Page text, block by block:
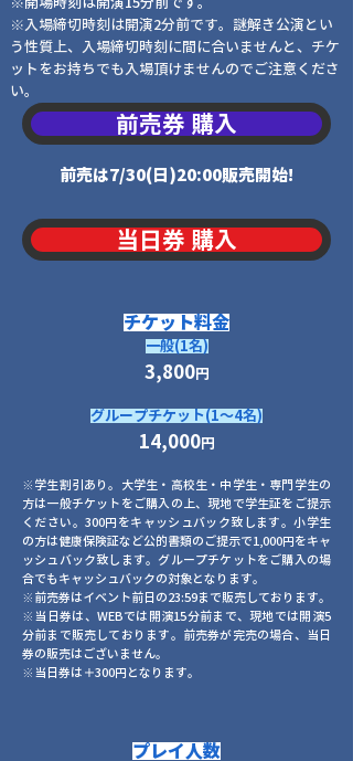
※入場締切時刻は開演2分前です。謎解き公演とい
う性質上、入場締切時刻に間に合いませんと、チケ
ットをお持ちでも入場頂けませんのでご注意くださ
い。
前売券 購入
前売は7/30(日)20:00販売開始!
当日券 購入
チケット料金
一般(1名)
3,800円
グループチケット(1〜4名)
14,000円
※学生割引あり。大学生・高校生・中学生・専門学生の
方は一般チケットをご購入の上、現地で学生証をご提示
ください。300円をキャッシュバック致します。小学生
の方は健康保険証など公的書類のご提示で1,000円をキャ
ッシュバック致します。グループチケットをご購入の場
合でもキャッシュバックの対象となります。
※前売券はイベント前日の23:59まで販売しております。
※当日券は、WEBでは開演15分前まで、現地では開演5
分前まで販売しております。前売券が完売の場合、当日
券の販売はございません。
※当日券は＋300円となります。
プレイ 人数